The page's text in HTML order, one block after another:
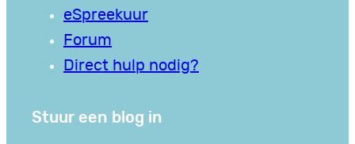
eSpreekuur
Forum
Direct hulp nodig?
Stuur een blog in